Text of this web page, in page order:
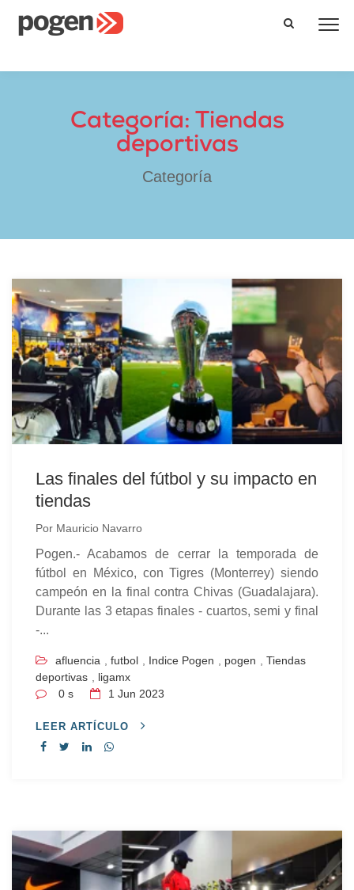
Categoría: Tiendas
deportivas
Categoría
Las finales del fútbol y su impacto en
tiendas
Por Mauricio Navarro
Pogen.-Acabamos de cerrar la temporada de
fútbol en México, con Tigres (Monterrey) siendo
campeón en la final contra Chivas (Guadalajara).
Durante las 3 etapas finales - cuartos, semi y final
-...
afluencia futbol Indice Pogen pogen
Tiendas
deportivas
ligamx
0 s
1 Jun 2023
LEER ARTÍCULO